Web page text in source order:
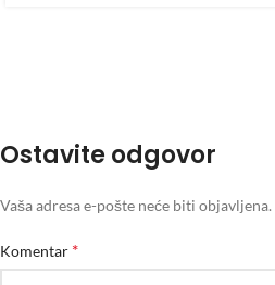
Ostavite odgovor
Vaša adresa e-pošte neće biti objavljena.
Komentar *